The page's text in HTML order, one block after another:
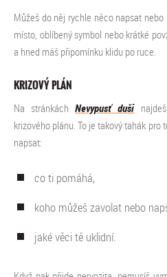
Můžeš do něj rychle něco napsat
místo, oblíbený symbol nebo krátké
a hned máš připomínku klidu po ruce.
KRIZOVÝ PLÁN
Na stránkáchNevypusť duši
krizového plánu. To je takový tahák
napsat:
co ti pomáhá,
koho můžeš zavolat nebo
jaké věci tě uklidní.